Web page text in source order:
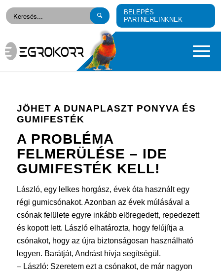
BELEPÉS
PARTNEREINKNEK
JÖHET A DUNAPLASZT PONYVA ÉS
GUMIFESTÉK
A PROBLÉMA
FELMERÜLÉSE – IDE
GUMIFESTÉK KELL!
László, egy lelkes horgász, évek óta használt egy
régi gumicsónakot. Azonban az évek múlásával a
csónak felülete egyre inkább elöregedett, repedezett
és kopott lett. László elhatározta, hogy felújítja a
csónakot, hogy az újra biztonságosan használható
legyen. Barátját, Andrást hívja segítségül.
– László: Szeretem ezt a csónakot, de már nagyon